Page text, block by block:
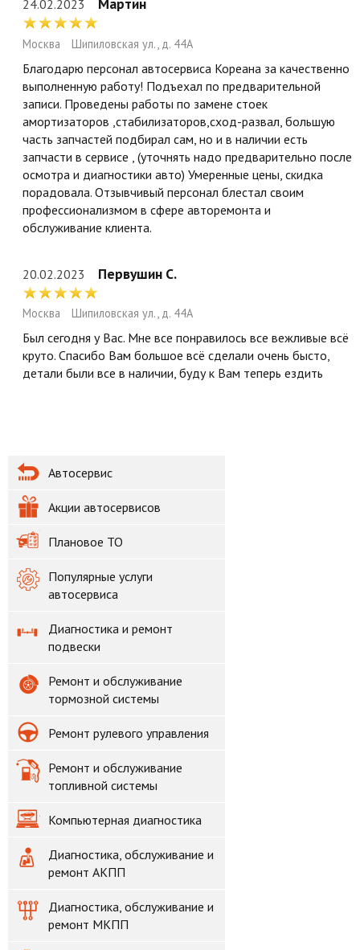
24.02.2023 Мартин
Москва Шипиловская ул., д. 44А
Благодарю персонал автосервиса Кореана за качественно
выполненную работу! Подъехал по предварительной
записи. Проведены работы по замене стоек
амортизаторов ,стабилизаторов,сход-развал, большую
часть запчастей подбирал сам, но и в наличии есть
запчасти в сервисе , (уточнять надо предварительно после
осмотра и диагностики авто) Умеренные цены, скидка
порадовала. Отзывчивый персонал блестал своим
профессионализмом в сфере авторемонта и
обслуживание клиента.
20.02.2023 Первушин С.
Москва Шипиловская ул., д. 44А
Был сегодня у Вас. Мне все понравилось все вежливые всё
круто. Спасибо Вам большое всё сделали очень бысто,
детали были все в наличии, буду к Вам теперь ездить
Автосервис
Акции автосервисов
Плановое ТО
Популярные услуги
автосервиса
Диагностика и ремонт
подвески
Ремонт и обслуживание
тормозной системы
Ремонт рулевого управления
Ремонт и обслуживание
топливной системы
Компьютерная диагностика
Диагностика, обслуживание и
ремонт АКПП
Диагностика, обслуживание и
ремонт МКПП